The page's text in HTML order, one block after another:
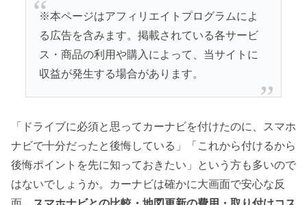
※本ページはアフィリエイトプログラムによ
る広告を含みます。掲載されている各サービ
ス・商品の利用や購入によって、当サイトに
収益が発生する場合があります。
「ドライブに必須と思ってカーナビを付けたのに、スマホ
ナビで十分だったと後悔している」「これから付けるから
後悔ポイントを先に知っておきたい」という方も多いので
はないでしょうか。カーナビは確かに大画面で安心な反